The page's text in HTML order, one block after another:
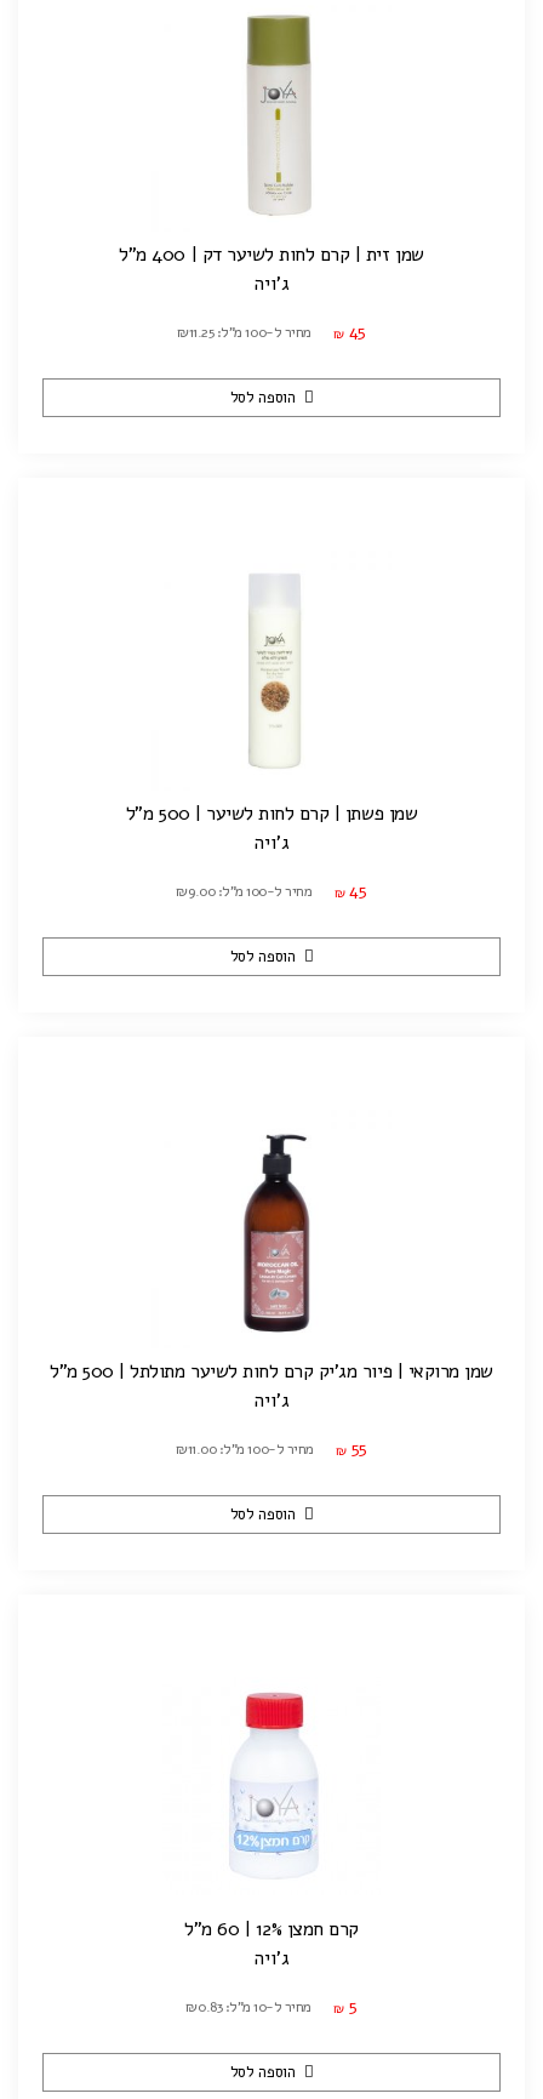
שמן זית | קרם לחות לשיער דק | 400 מ"ל
ג'ויה
₪ 45 מחיר ל-100 מ"ל: ₪11.25
הוספה לסל
שמן פשתן | קרם לחות לשיער | 500 מ"ל
ג'ויה
₪ 45 מחיר ל-100 מ"ל: ₪9.00
הוספה לסל
שמן מרוקאי | פיור מג'יק קרם לחות לשיער מתולתל | 500 מ"ל
ג'ויה
₪ 55 מחיר ל-100 מ"ל: ₪11.00
הוספה לסל
קרם חמצן 12% | 60 מ"ל
ג'ויה
₪ 5 מחיר ל-10 מ"ל: ₪0.83
הוספה לסל